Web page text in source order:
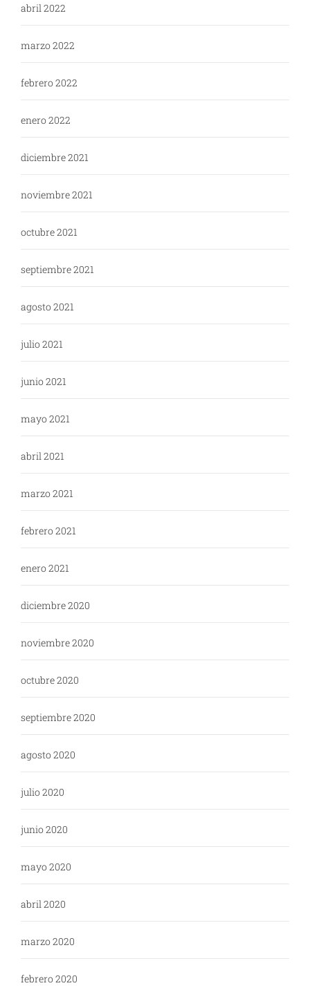
abril 2022
marzo 2022
febrero 2022
enero 2022
diciembre 2021
noviembre 2021
octubre 2021
septiembre 2021
agosto 2021
julio 2021
junio 2021
mayo 2021
abril 2021
marzo 2021
febrero 2021
enero 2021
diciembre 2020
noviembre 2020
octubre 2020
septiembre 2020
agosto 2020
julio 2020
junio 2020
mayo 2020
abril 2020
marzo 2020
febrero 2020